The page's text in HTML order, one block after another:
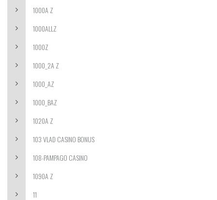
1000A Z
1000ALLZ
1000Z
1000_2A Z
1000_AZ
1000_BAZ
1020A Z
103 VLAD CASINO BONUS
108-PAMPAGO CASINO
1090A Z
11